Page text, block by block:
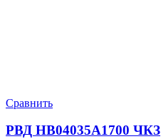
Сравнить
РВД HB04035A1700 ЧКЗ